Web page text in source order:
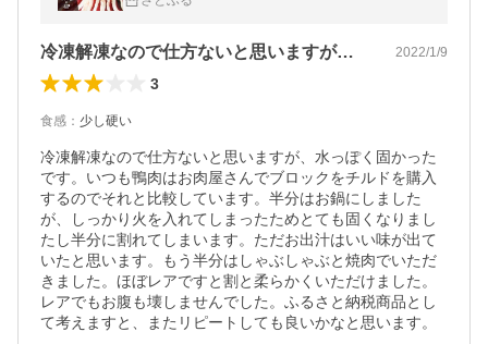
冷凍解凍なので仕方ないと思いますが、水… 2022/1/9
3
食感 ： 少し硬い
冷凍解凍なので仕方ないと思いますが、水っぽく固かった
です。いつも鴨肉はお肉屋さんでブロックをチルドを購入
するのでそれと比較しています。半分はお鍋にしました
が、しっかり火を入れてしまったためとても固くなりまし
たし半分に割れてしまいます。ただお出汁はいい味が出て
いたと思います。もう半分はしゃぶしゃぶと焼肉でいただ
きました。ほぼレアですと割と柔らかくいただけました。
レアでもお腹も壊しませんでした。ふるさと納税商品とし
て考えますと、またリピートしても良いかなと思います。